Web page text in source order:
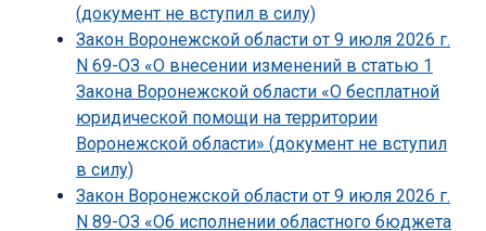
(документ не вступил в силу)
Закон Воронежской области от 9 июля 2026 г.
N 69-ОЗ «О внесении изменений в статью 1
Закона Воронежской области «О бесплатной
юридической помощи на территории
Воронежской области» (документ не вступил
в силу)
Закон Воронежской области от 9 июля 2026 г.
N 89-ОЗ «Об исполнении областного бюджета